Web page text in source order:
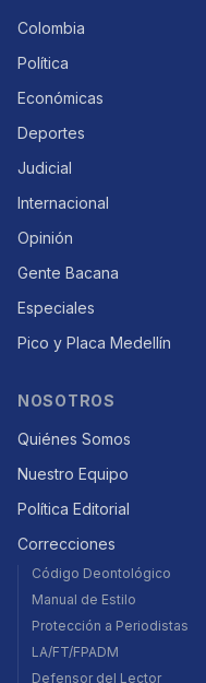
Colombia
Política
Económicas
Deportes
Judicial
Internacional
Opinión
Gente Bacana
Especiales
Pico y Placa Medellín
NOSOTROS
Quiénes Somos
Nuestro Equipo
Política Editorial
Correcciones
Código Deontológico
Manual de Estilo
Protección a Periodistas
LA/FT/FPADM
Defensor del Lector